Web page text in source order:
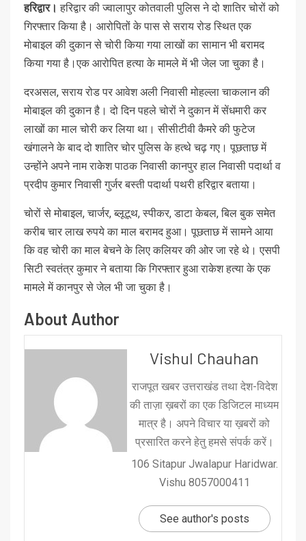
हरिद्वार। हरिद्वार की ज्वालापुर कोतवाली पुलिस ने दो शातिर चोरों को
गिरफ्तार किया है। आरोपितों के पास से सराय रोड स्थित एक
मोबाइल की दुकान से चोरी किया गया लाखों का सामान भी बरामद
किया गया है।एक आरोपित हत्या के मामले में भी जेल जा चुका है।
दरअसल, सराय रोड पर आवेश अली निवासी मोहल्ला चाकलान की
मोबाइल की दुकान है। दो दिन पहले चोरों ने दुकान में सेंधमारी कर
लाखों का माल चोरी कर लिया था। सीसीटीवी कैमरे की फुटेज
खंगालने के बाद दो शातिर चोर पुलिस के हत्थे चढ़ गए। पूछताछ में
उन्होंने अपने नाम राकेश पाठक निवासी कानपुर हाल निवासी पदार्था व
प्रदीप कुमार निवासी गुर्जर बस्ती पदार्था पथरी हरिद्वार बताया।
चोरों से मोबाइल, चार्जर, ब्लूटूथ, स्पीकर, डाटा केबल, बिल बुक समेत
करीब चार लाख रुपये का माल बरामद हुआ। पूछताछ में सामने आया
कि वह चोरी का माल बेचने के लिए कलियर की ओर जा रहे थे। एसपी
सिटी स्वतंत्र कुमार ने बताया कि गिरफ्तार हुआ राकेश हत्या के एक
मामले में कानपुर से जेल भी जा चुका है।
About Author
Vishul Chauhan
राजपूत खबर उत्तराखंड तथा देश-विदेश
की ताज़ा ख़बरों का एक डिजिटल माध्यम
मात्र है। अपने विचार या ख़बरों को
प्रसारित करने हेतु हमसे संपर्क करें।
106 Sitapur Jwalapur Haridwar.
Vishu 8057000411
See author's posts